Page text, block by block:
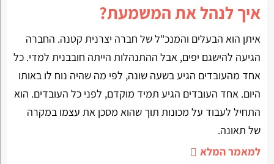
איך לנהל את המשמעת?
איתן הוא הבעלים והמנכ"ל של חברה יצרנית קטנה. החברה
הגיעה להישגם יפים, אבל ההתנהלות הייתה חובבנית למדי. כל
אחד מהעובדים הגיע בשעה שונה, לפי מה שהיה נוח לו באותו
היום. אחד העובדים הגיע תמיד מוקדם, לפני כל העובדים. הוא
התחיל לעבוד על מכונות תוך שהוא מסכן את עצמו במקרה
של תאונה.
למאמר המלא